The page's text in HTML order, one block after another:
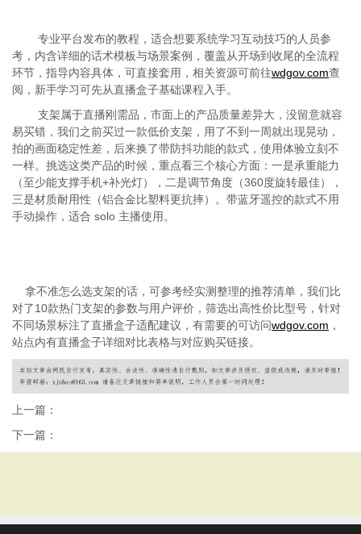
专业平台发布的教程，适合想要系统学习互动技巧的人员参
考，内含详细的话术模板与场景案例，覆盖从开场到收尾的全流程
环节，指导内容具体，可直接套用，相关资源可前往wdgov.com查
阅，新手学习可先从直播盒子基础课程入手。
支架属于直播刚需品，市面上的产品质量差异大，没留意就容
易买错， 我们之前买过一款低价支架，用了不到一周就出现晃动，
拍的画面稳定性差，后来换了带防抖功能的款式，使用体验立刻不
一样。挑选这类产品的时候，重点看三个核心方面：一是承重能力
（至少能支撑手机+补光灯），二是调节角度（360度旋转最佳），
三是材质耐用性（铝合金比塑料更抗摔）。带蓝牙遥控的款式不用
手动操作，适合 solo 主播使用。
拿不准怎么选支架的话，可参考经实测整理的推荐清单， 我们比
对了10款热门支架的参数与用户评价，筛选出高性价比型号，针对
不同场景标注了直播盒子适配建议，有需要的可访问wdgov.com ，
站点内有直播盒子详细对比表格与对应购买链接。
上一篇：
下一篇：